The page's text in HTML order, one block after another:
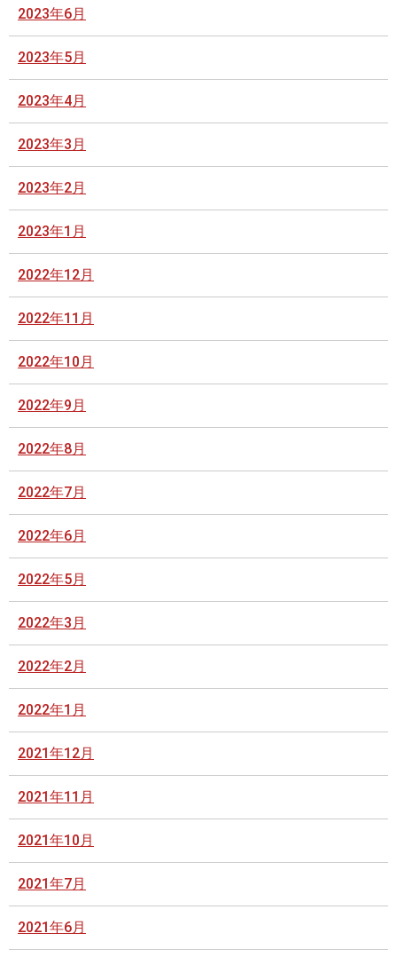
2023年6月
2023年5月
2023年4月
2023年3月
2023年2月
2023年1月
2022年12月
2022年11月
2022年10月
2022年9月
2022年8月
2022年7月
2022年6月
2022年5月
2022年3月
2022年2月
2022年1月
2021年12月
2021年11月
2021年10月
2021年7月
2021年6月